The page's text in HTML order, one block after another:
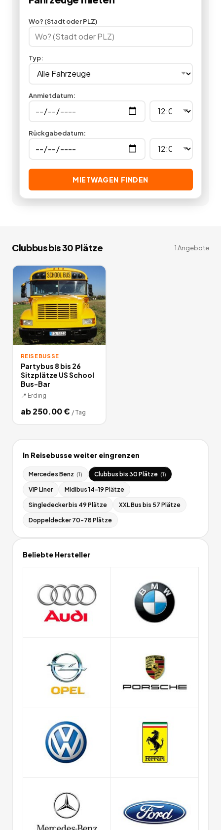
deutschlandweit.
Wo? (Stadt oder PLZ)
Typ:
Anmietdatum:
Rückgabedatum:
MIETWAGEN FINDEN
Clubbus bis 30 Plätze 1Angebote
REISEBUSSE
Partybus 8 bis 26
Sitzplätze US School
Bus-Bar
📍 Erding
ab250.00€ / Tag
In Reisebusseweiter eingrenzen
Mercedes Benz (1) Clubbus bis 30 Plätze (1)
VIP Liner Midibus 14-19 Plätze
Singledecker bis 49 Plätze XXL Bus bis 57 Plätze
Doppeldecker 70-78 Plätze
Beliebte Hersteller